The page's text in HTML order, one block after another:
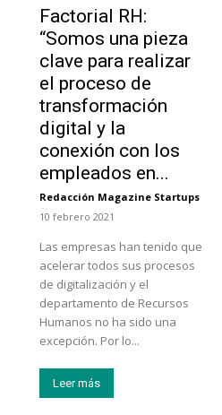
Factorial RH:
“Somos una pieza
clave para realizar
el proceso de
transformación
digital y la
conexión con los
empleados en...
Redacción Magazine Startups
-
10 febrero 2021
Las empresas han tenido que
acelerar todos sus procesos
de digitalización y el
departamento de Recursos
Humanos no ha sido una
excepción. Por lo...
Leer más